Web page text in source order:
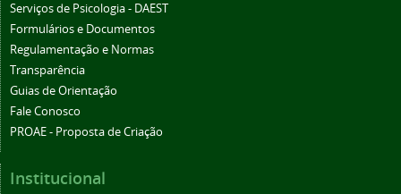
Serviços de Psicologia - DAEST
Formulários e Documentos
Regulamentação e Normas
Transparência
Guias de Orientação
Fale Conosco
PROAE - Proposta de Criação
Institucional